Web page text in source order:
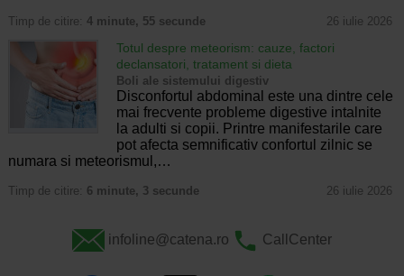
Timp de citire: 4 minute, 55 secunde 26 iulie 2026
Totul despre meteorism: cauze, factori
declansatori, tratament si dieta
Boli ale sistemului digestiv
Disconfortul abdominal este una dintre cele
mai frecvente probleme digestive intalnite
la adulti si copii. Printre manifestarile care
pot afecta semnificativ confortul zilnic se
numara si meteorismul,…
Timp de citire: 6 minute, 3 secunde 26 iulie 2026
infoline@catena.ro CallCenter